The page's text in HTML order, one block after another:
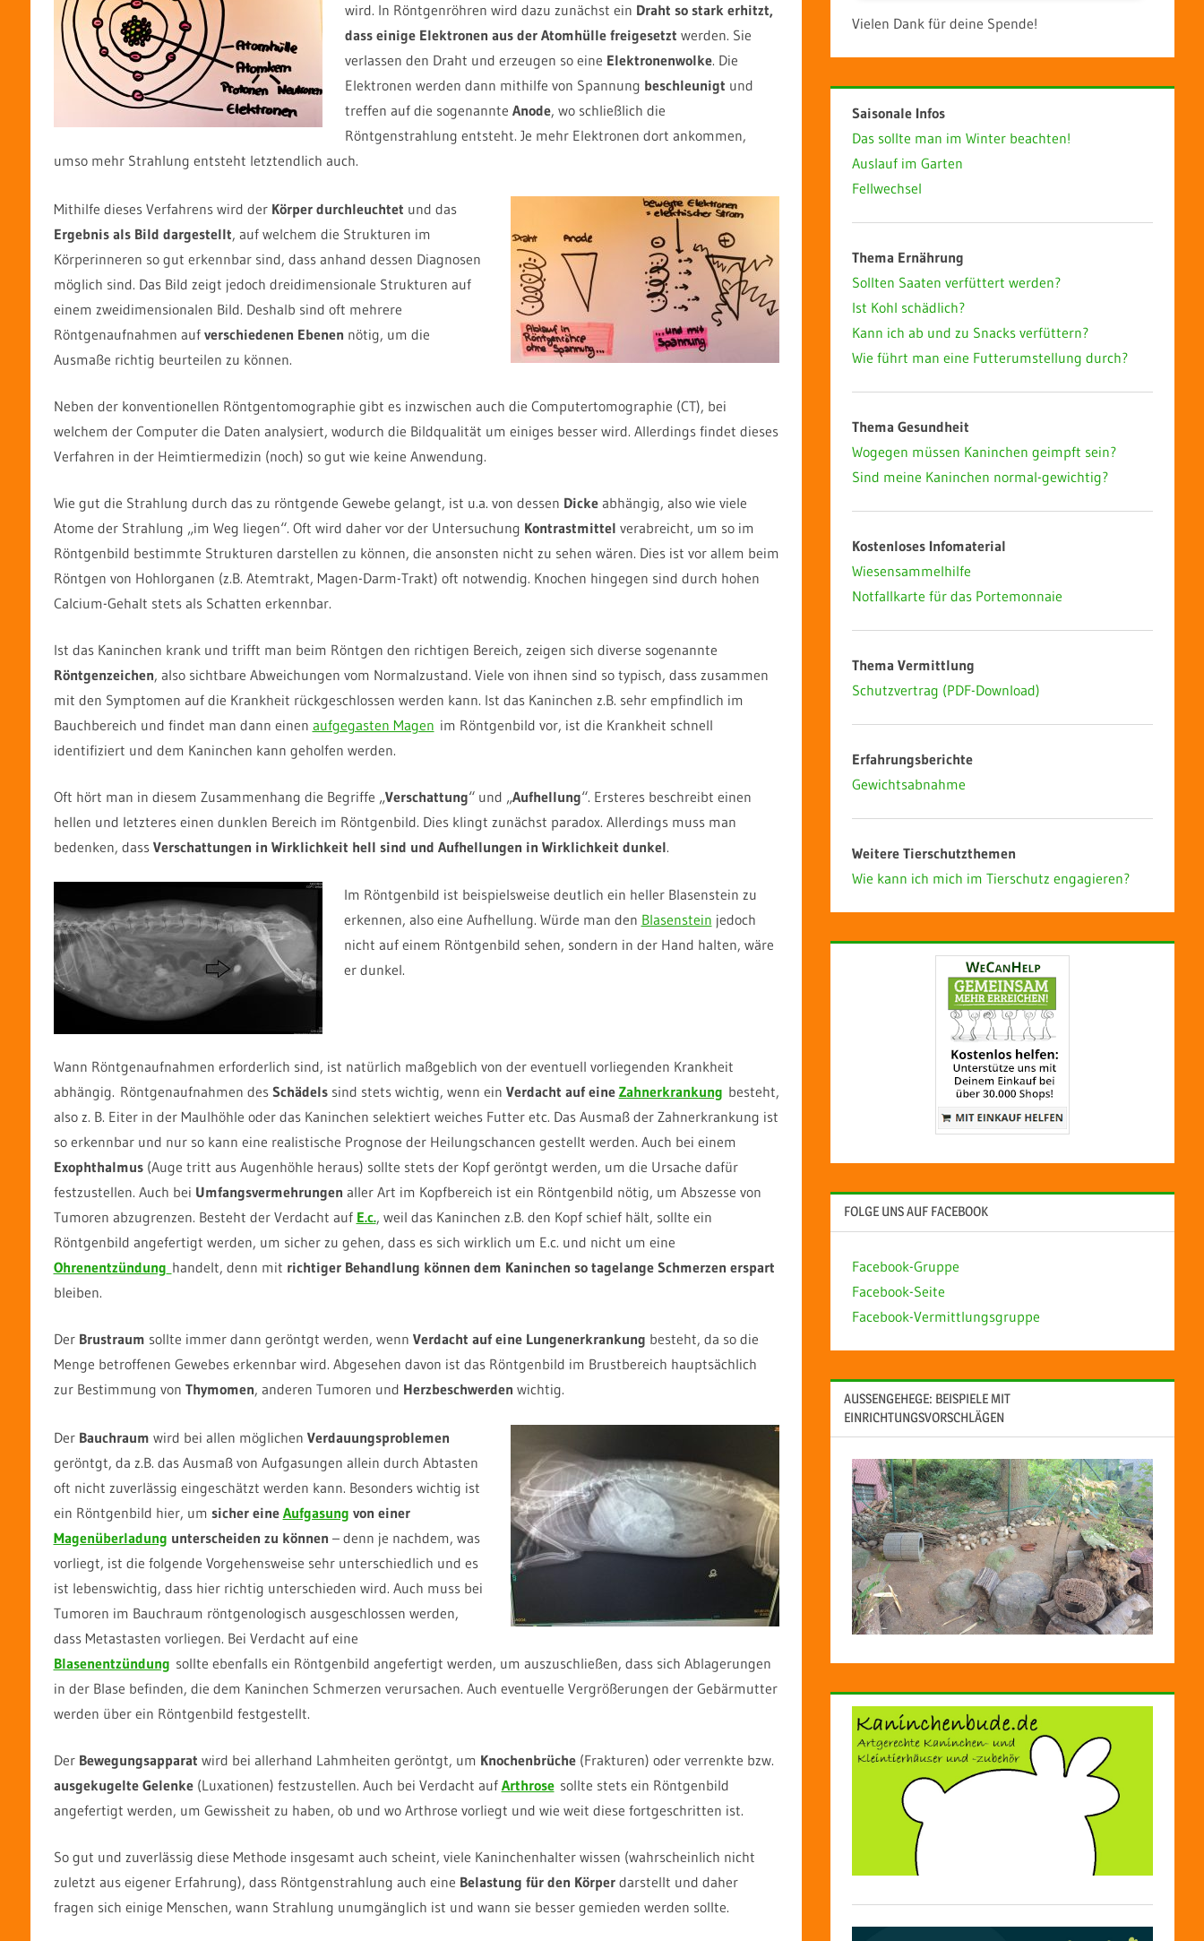
wird. In Röntgenröhren wird dazu zunächst ein Draht so stark erhitzt,
dass einige Elektronen aus der Atomhülle freigesetzt werden. Sie
verlassen den Draht und erzeugen so eine Elektronenwolke. Die
Elektronen werden dann mithilfe von Spannung beschleunigt und
treffen auf die sogenannte Anode, wo schließlich die
Röntgenstrahlung entsteht. Je mehr Elektronen dort ankommen,
umso mehr Strahlung entsteht letztendlich auch.
Mithilfe dieses Verfahrens wird der Körper durchleuchtet und das
Ergebnis als Bild dargestellt, auf welchem die Strukturen im
Körperinneren so gut erkennbar sind, dass anhand dessen Diagnosen
möglich sind. Das Bild zeigt jedoch dreidimensionale Strukturen auf
einem zweidimensionalen Bild. Deshalb sind oft mehrere
Röntgenaufnahmen auf verschiedenen Ebenen nötig, um die
Ausmaße richtig beurteilen zu können.
Neben der konventionellen Röntgentomographie gibt es inzwischen auch die Computertomographie (CT), bei
welchem der Computer die Daten analysiert, wodurch die Bildqualität um einiges besser wird. Allerdings findet dieses
Verfahren in der Heimtiermedizin (noch) so gut wie keine Anwendung.
Wie gut die Strahlung durch das zu röntgende Gewebe gelangt, ist u.a. von dessen Dickeabhängig, also wie viele
Atome der Strahlung „im Weg liegen“. Oft wird daher vor der Untersuchung Kontrastmittel verabreicht, um so im
Röntgenbild bestimmte Strukturen darstellen zu können, die ansonsten nicht zu sehen wären. Dies ist vor allem beim
Röntgen von Hohlorganen (z.B. Atemtrakt, Magen-Darm-Trakt) oft notwendig. Knochen hingegen sind durch hohen
Calcium-Gehalt stets als Schatten erkennbar.
Ist das Kaninchen krank und trifft man beim Röntgen den richtigen Bereich, zeigen sich diverse sogenannte
Röntgenzeichen, also sichtbare Abweichungen vom Normalzustand. Viele von ihnen sind so typisch, dass zusammen
mit den Symptomen auf die Krankheit rückgeschlossen werden kann. Ist das Kaninchen z.B. sehr empfindlich im
Bauchbereich und findet man dann einen aufgegasten Magen im Röntgenbild vor, ist die Krankheit schnell
identifiziert und dem Kaninchen kann geholfen werden.
Oft hört man in diesem Zusammenhang die Begriffe „Verschattung“ und „Aufhellung“. Ersteres beschreibt einen
hellen und letzteres einen dunklen Bereich im Röntgenbild. Dies klingt zunächst paradox. Allerdings muss man
bedenken, dass Verschattungen in Wirklichkeit hell sind und Aufhellungen in Wirklichkeit dunkel.
Im Röntgenbild ist beispielsweise deutlich ein heller Blasenstein zu
erkennen, also eine Aufhellung. Würde man den Blasenstein jedoch
nicht auf einem Röntgenbild sehen, sondern in der Hand halten, wäre
er dunkel.
Wann Röntgenaufnahmen erforderlich sind, ist natürlich maßgeblich von der eventuell vorliegenden Krankheit
abhängig. Röntgenaufnahmen des Schädelssind stets wichtig, wenn ein Verdacht auf eine Zahnerkrankung besteht,
also z. B. Eiter in der Maulhöhle oder das Kaninchen selektiert weiches Futter etc. Das Ausmaß der Zahnerkrankung ist
so erkennbar und nur so kann eine realistische Prognose der Heilungschancen gestellt werden. Auch bei einem
Exophthalmus(Auge tritt aus Augenhöhle heraus) sollte stets der Kopf geröntgt werden, um die Ursache dafür
festzustellen. Auch bei Umfangsvermehrungen aller Art im Kopfbereich ist ein Röntgenbild nötig, um Abszesse von
Tumoren abzugrenzen. Besteht der Verdacht auf E.c., weil das Kaninchen z.B. den Kopf schief hält, sollte ein
Röntgenbild angefertigt werden, um sicher zu gehen, dass es sich wirklich um E.c. und nicht um eine
Ohrenentzündung handelt, denn mit richtiger Behandlung können dem Kaninchen so tagelange Schmerzen erspart
bleiben.
Der Brustraum sollte immer dann geröntgt werden, wenn Verdacht auf eine Lungenerkrankung besteht, da so die
Menge betroffenen Gewebes erkennbar wird. Abgesehen davon ist das Röntgenbild im Brustbereich hauptsächlich
zur Bestimmung von Thymomen, anderen Tumoren und Herzbeschwerden wichtig.
Der Bauchraum wird bei allen möglichen Verdauungsproblemen
geröntgt, da z.B. das Ausmaß von Aufgasungen allein durch Abtasten
oft nicht zuverlässig eingeschätzt werden kann. Besonders wichtig ist
ein Röntgenbild hier, um sicher eine Aufgasung von einer
Magenüberladung unterscheiden zu können – denn je nachdem, was
vorliegt, ist die folgende Vorgehensweise sehr unterschiedlich und es
ist lebenswichtig, dass hier richtig unterschieden wird. Auch muss bei
Tumoren im Bauchraum röntgenologisch ausgeschlossen werden,
dass Metastasten vorliegen. Bei Verdacht auf eine
Blasenentzündung sollte ebenfalls ein Röntgenbild angefertigt werden, um auszuschließen, dass sich Ablagerungen
in der Blase befinden, die dem Kaninchen Schmerzen verursachen. Auch eventuelle Vergrößerungen der Gebärmutter
werden über ein Röntgenbild festgestellt.
Der Bewegungsapparat wird bei allerhand Lahmheiten geröntgt, um Knochenbrüche(Frakturen) oder verrenkte bzw.
ausgekugelte Gelenke(Luxationen) festzustellen. Auch bei Verdacht auf Arthrosesollte stets ein Röntgenbild
angefertigt werden, um Gewissheit zu haben, ob und wo Arthrose vorliegt und wie weit diese fortgeschritten ist.
So gut und zuverlässig diese Methode insgesamt auch scheint, viele Kaninchenhalter wissen (wahrscheinlich nicht
zuletzt aus eigener Erfahrung), dass Röntgenstrahlung auch eine Belastung für den Körperdarstellt und daher
fragen sich einige Menschen, wann Strahlung unumgänglich ist und wann sie besser gemieden werden sollte.
Vielen Dank für deine Spende!
Saisonale Infos
Das sollte man im Winter beachten!
Auslauf im Garten
Fellwechsel
Thema Ernährung
Sollten Saaten verfüttert werden?
Ist Kohl schädlich?
Kann ich ab und zu Snacks verfüttern?
Wie führt man eine Futterumstellung durch?
Thema Gesundheit
Wogegen müssen Kaninchen geimpft sein?
Sind meine Kaninchen normal-gewichtig?
Kostenloses Infomaterial
Wiesensammelhilfe
Notfallkarte für das Portemonnaie
Thema Vermittlung
Schutzvertrag (PDF-Download)
Erfahrungsberichte
Gewichtsabnahme
Weitere Tierschutzthemen
Wie kann ich mich im Tierschutz engagieren?
FOLGE UNS AUF FACEBOOK
Facebook-Gruppe
Facebook-Seite
Facebook-Vermittlungsgruppe
AUSSENGEHEGE: BEISPIELE MIT E
INRICHTUNGSVORSCHLÄGEN